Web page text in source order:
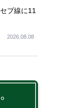
ブ線に11
2026.08.08